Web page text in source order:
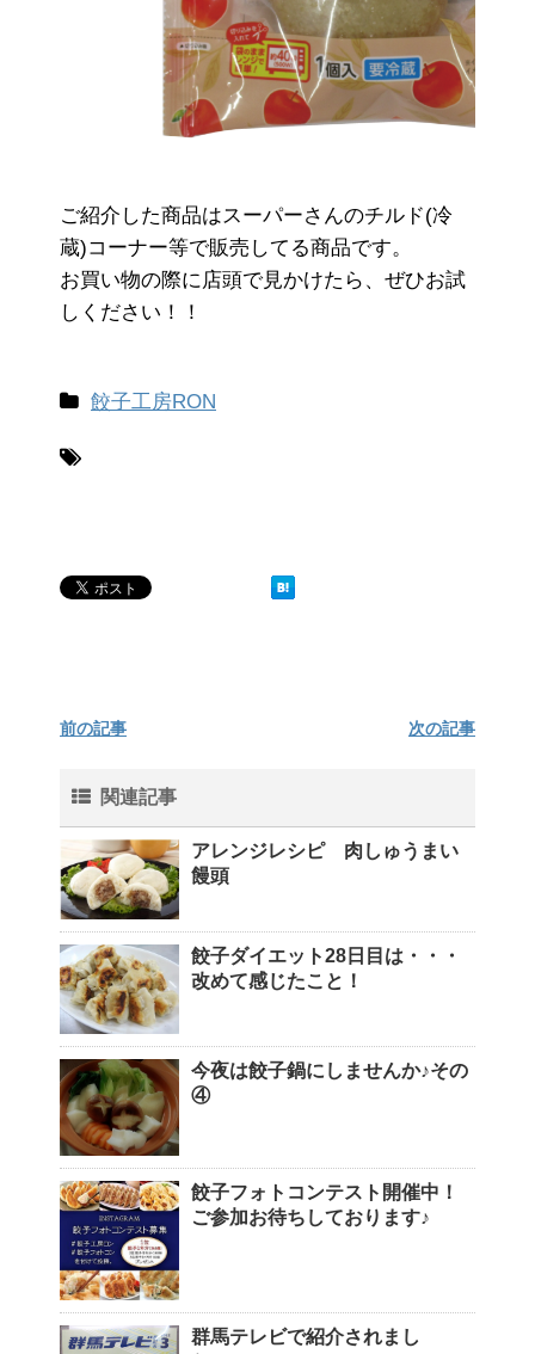
ご紹介した商品はスーパーさんのチルド(冷
蔵)コーナー等で販売してる商品です。
お買い物の際に店頭で見かけたら、ぜひお試
しください！！
餃子工房RON
前の記事 次の記事
関連記事
アレンジレシピ 肉しゅうまい
饅頭
餃子ダイエット28日目は・・・
改めて感じたこと！
今夜は餃子鍋にしませんか♪その
④
餃子フォトコンテスト開催中！
ご参加お待ちしております♪
群馬テレビで紹介されまし